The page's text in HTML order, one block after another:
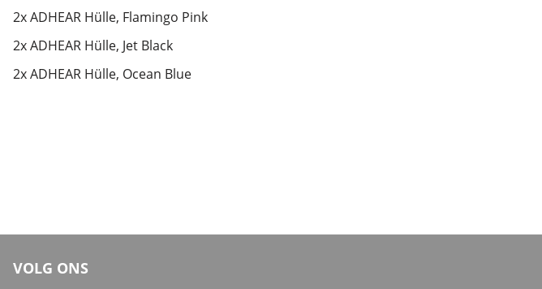
2x ADHEAR Hülle, Flamingo Pink
2x ADHEAR Hülle, Jet Black
2x ADHEAR Hülle, Ocean Blue
VOLG ONS